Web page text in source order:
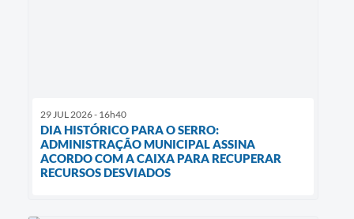
29 JUL 2026 - 16h40
DIA HISTÓRICO PARA O SERRO:
ADMINISTRAÇÃO MUNICIPAL ASSINA
ACORDO COM A CAIXA PARA RECUPERAR
RECURSOS DESVIADOS